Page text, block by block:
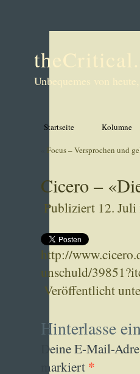
Unbequemes von
Startseite Kolumne
Focus – Versprochen und
Cicero –
Publiziert 12. Juli
http://
unschuld/
Veröffentlicht
Hinterlasse
Deine E-Mail-
markiert *